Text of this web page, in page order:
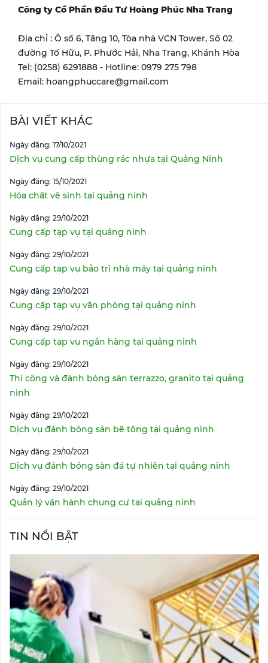
Công ty Cổ Phần Đầu Tư Hoàng Phúc Nha Trang
Địa chỉ : Ô số 6, Tầng 10, Tòa nhà VCN Tower, Số 02
đường Tố Hữu, P. Phước Hải, Nha Trang, Khánh Hòa
Tel: (0258) 6291888 - Hotline: 0979 275 798
Email: hoangphuccare@gmail.com
BÀI VIẾT KHÁC
Ngày đăng: 17/10/2021
Dịch vụ cung cấp thùng rác nhựa tại Quảng Ninh
Ngày đăng: 15/10/2021
Hóa chất vệ sinh tại quảng ninh
Ngày đăng: 29/10/2021
Cung cấp tạp vụ tại quảng ninh
Ngày đăng: 29/10/2021
Cung cấp tạp vụ bảo trì nhà máy tại quảng ninh
Ngày đăng: 29/10/2021
Cung cấp tạp vụ văn phòng tại quảng ninh
Ngày đăng: 29/10/2021
Cung cấp tạp vụ ngân hàng tại quảng ninh
Ngày đăng: 29/10/2021
Thi công và đánh bóng sàn terrazzo, granito tại quảng
ninh
Ngày đăng: 29/10/2021
Dịch vụ đánh bóng sàn bê tông tại quảng ninh
Ngày đăng: 29/10/2021
Dịch vụ đánh bóng sàn đá tự nhiên tại quảng ninh
Ngày đăng: 29/10/2021
Quản lý vận hành chung cư tại quảng ninh
TIN NỔI BẬT